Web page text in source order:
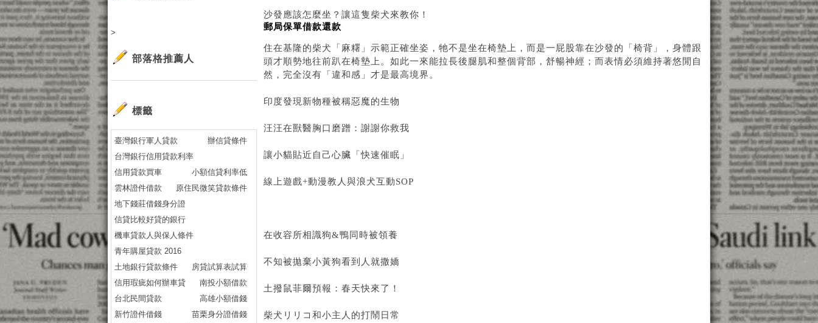
沙發應該怎麼坐？讓這隻柴犬來教你！
郵局保單借款還款
住在基隆的柴犬「麻糬」示範正確坐姿，牠不是坐在椅墊上，而是一屁股靠在沙發的「椅背」，身體跟
頭才順勢地往前趴在椅墊上。如此一來能拉長後腿肌和整個背部，舒暢神經；而表情必須維持著悠閒自
然，完全沒有「違和感」才是最高境界。
印度發現新物種被稱惡魔的生物
汪汪在獸醫胸口磨蹭：謝謝你救我
讓小貓貼近自己心臟「快速催眠」
線上遊戲+動漫教人與浪犬互動SOP
在收容所相識狗&鴨同時被領養
不知被拋棄小黃狗看到人就撒嬌
土撥鼠菲爾預報：春天快來了！
柴犬リリコ和小主人的打鬧日常
>
部落格推薦人
標籤
臺灣銀行軍人貸款
辦信貸條件
台灣銀行信用貸款利率
信用貸款買車
小額信貸利率低
雲林證件借款
原住民微笑貸款條件
地下錢莊借錢身分證
信貸比較好貸的銀行
機車貸款人與保人條件
青年購屋貸款 2016
土地銀行貸款條件
房貸試算表試算
信用瑕疵如何辦車貸
南投小額借款
台北民間貸款
高雄小額借錢
新竹證件借錢
苗栗身分證借錢